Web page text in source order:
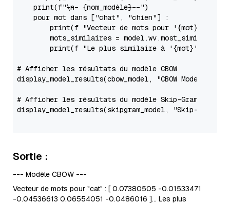
print(f"\n--- {nom_modèle} ---")
    pour mot dans [
"chat" , "chien"] :
print(f "Vecteur de mots pour '{mot}' :
mots_similaires =
print(f "Le plus similaire à '{mot}' : {[(w,
# Afficher les résultats du modèle CBOW
display_model_results(cbow_model,
"CBOW Model"
# Afficher les résultats du modèle Skip-Gram
display_model_results(skipgram_model,
"Skip-Gram
Sortie :
--- Modèle CBOW ---
Vecteur de mots pour "cat" : [ 0.07380505 -0.01533471
-0.04536613 0.06554051 -0.0486016 ]... Les plus